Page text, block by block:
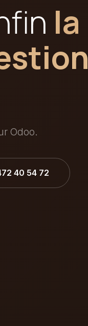
la
Odoo.
40 54 72